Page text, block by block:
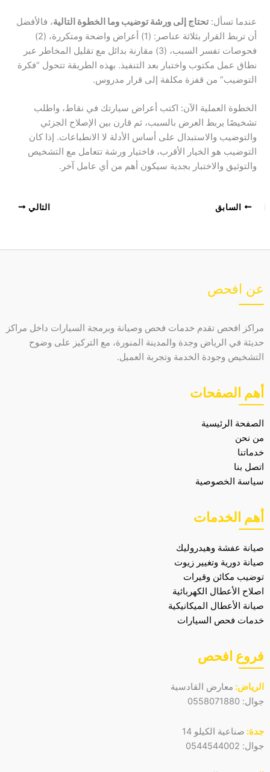
عندما تسأل:تحتاج إلى ورشة توضيب وما الخطوة التالية، فالأفضل
أن تربط القرار بثلاثة عناصر: (1) أعراض واضحة ومتكررة، (2)
فحوصات تفسر السبب، (3) مقارنة بدائل مع تقليل المخاطر عبر
نطاق عمل مكتوب واختبار بعد التنفيذ. بهذه الطريقة تتحول “فكرة
التوضيب” من قفزة مكلفة إلى قرار مدروس.
الخطوة العملية الآن: اكتب أعراض سيارتك في نقاط، واطلب
تشخيصًا يربط العرض بالسبب، ثم قارن بين الإصلاح الجزئي
والتوضيب والاستبدال على أساس الأدلة لا الانطباعات. إذا كان
التوضيب هو الخيار الأقرب، فاختيار ورشة تتعامل مع التشخيص
والتوثيق والاختبار بجدية سيكون أهم من أي عامل آخر.
السابق التالي
عن افحص
مراكز افحص تقدم خدمات فحص وصيانة وبرمجة السيارات داخل مراكز
حديثة في الرياض وجدة والمدينة المنورة، مع التركيز على وضوح
التشخيص وجودة الخدمة وتجربة العميل.
أهم الصفحات
الصفحة الرئيسية
من نحن
خدماتنا
اتصل بنا
سياسة الخصوصية
أهم الخدمات
صيانة عفشة وهيدروليك
صيانة دورية وتغيير زيوت
توضيب مكائن وقيرات
اصلاح الأعطال الكهربائية
صيانة الأعطال الميكانيكية
خدمات فحص السيارات
فروع افحص
الرياض: معارض القادسية
جوال: 0558071880
جدة: صناعية الكيلو 14
جوال: 0544544002